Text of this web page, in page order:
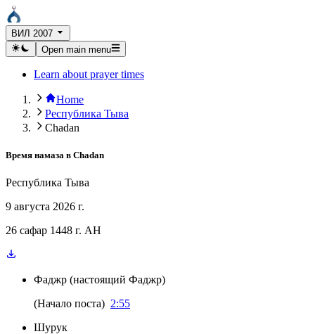
ВИЛ 2007
Open main menu
Learn about prayer times
Home
Республика Тыва
Chadan
Время намаза в Chadan
Республика Тыва
9 августа 2026 г.
26 сафар 1448 г. AH
Фаджр (настоящий Фаджр)
(Начало поста) 2:55
Шурук